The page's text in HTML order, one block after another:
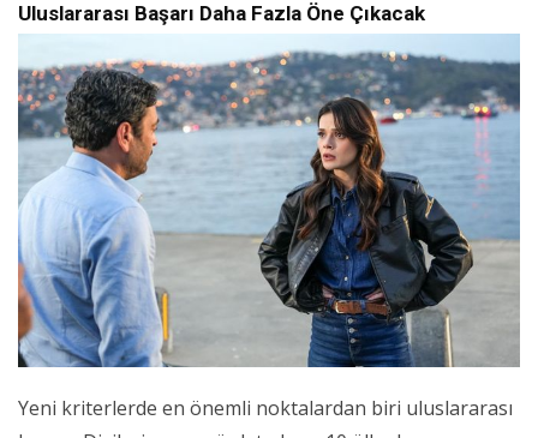
Uluslararası Başarı Daha Fazla Öne Çıkacak
Yeni kriterlerde en önemli noktalardan biri uluslararası